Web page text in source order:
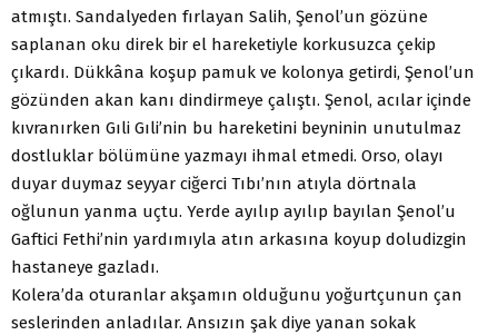
atmıştı. Sandalyeden fırlayan Salih, Şenol’un gözüne
saplanan oku direk bir el hareketiyle korkusuzca çekip
çıkardı. Dükkâna koşup pamuk ve kolonya getirdi, Şenol’un
gözünden akan kanı dindirmeye çalıştı. Şenol, acılar içinde
kıvranırken Gıli Gıli’nin bu hareketini beyninin unutulmaz
dostluklar bölümüne yazmayı ihmal etmedi. Orso, olayı
duyar duymaz seyyar ciğerci Tıbı’nın atıyla dörtnala
oğlunun yanma uçtu. Yerde ayılıp ayılıp bayılan Şenol’u
Gaftici Fethi’nin yardımıyla atın arkasına koyup doludizgin
hastaneye gazladı.
Kolera’da oturanlar akşamın olduğunu yoğurtçunun çan
seslerinden anladılar. Ansızın şak diye yanan sokak